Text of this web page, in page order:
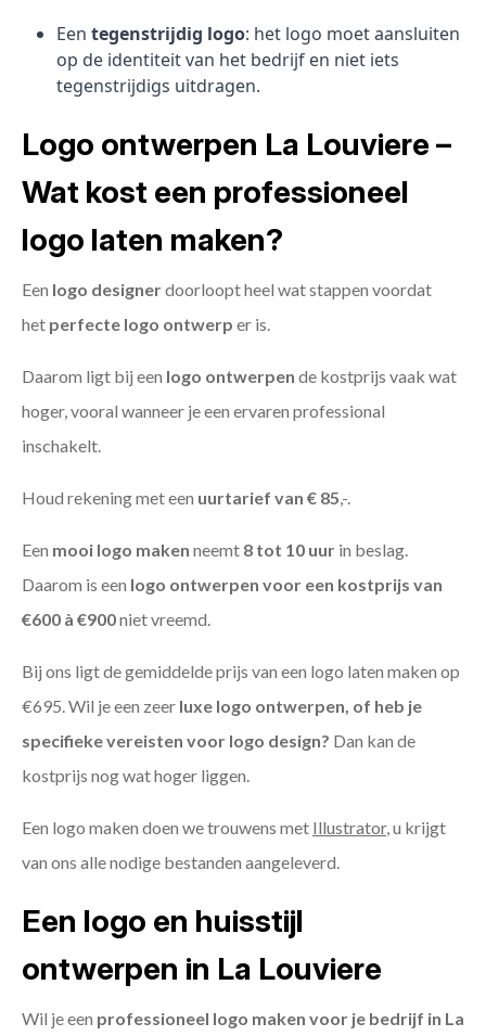
Een tegenstrijdig logo: het logo moet aansluiten
op de identiteit van het bedrijf en niet iets
tegenstrijdigs uitdragen.
Logo ontwerpen La Louviere –
Wat kost een professioneel
logo laten maken?
Een logo designerdoorloopt heel wat stappen voordat
het perfecte logo ontwerp er is.
Daarom ligt bij een logo ontwerpen de kostprijs vaak wat
hoger, vooral wanneer je een ervaren professional
inschakelt.
Houd rekening met een uurtarief van € 85,-.
Een mooi logo maken neemt 8 tot 10 uur in beslag.
Daarom is een logo ontwerpen voor een kostprijs van
€600 à €900niet vreemd.
Bij ons ligt de gemiddelde prijs van een logo laten maken op
€695. Wil je een zeer luxe logo ontwerpen, of heb je
specifieke vereisten voor logo design? Dan kan de
kostprijs nog wat hoger liggen.
Een logo maken doen we trouwens met Illustrator, u krijgt
van ons alle nodige bestanden aangeleverd.
Een logo en huisstijl
ontwerpen in La Louviere
Wil je een professioneel logo maken voor je bedrijf in La